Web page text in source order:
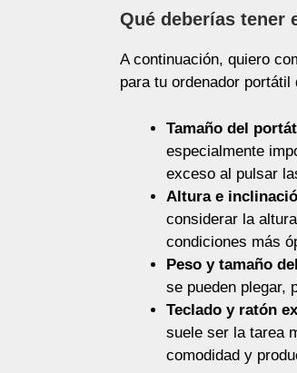
Qué deberías tener
A continuación, quiero
para tu ordenador
Tamaño del
especialmente
exceso al pulsar
Altura e
considerar la
condiciones más
Peso y tamaño
se pueden plegar,
Teclado y ratón
suele ser la tarea
comodidad y